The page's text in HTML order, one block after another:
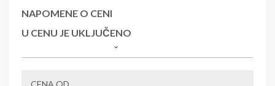
NAPOMENE O CENI
U CENU JE UKLJUČENO
U CENU NIJE UKLJUČENO
CENA OD